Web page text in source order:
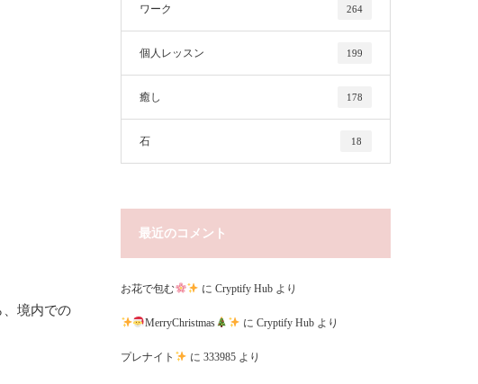
、境内での
ワーク 264
個人レッスン 199
癒し 178
石 18
最近のコメント
お花で包む にCryptify Hub より
MerryChristmas に Cryptify Hubより
プレナイト に 333985より